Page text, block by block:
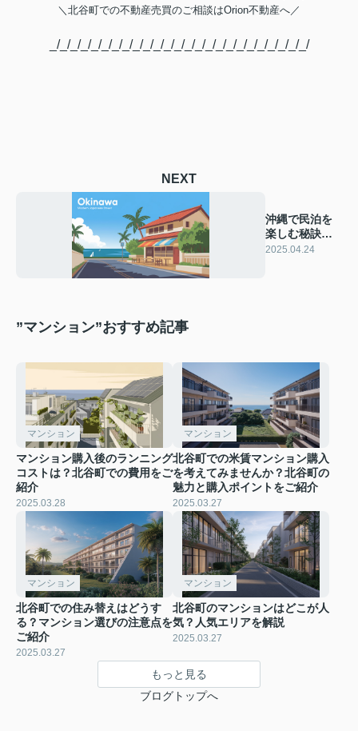
＼ 北谷町での不動産売買のご相談はOrion不動産へ／
_/_/_/_/_/_/_/_/_/_/_/_/_/_/_/_/_/_/_/_/_/_/_/_/_/
NEXT
沖縄で民泊を
楽しむ秘訣と
は？人気エリ
2025.04.24
”マンション”おすすめ記事
マンション
マンション購入後のランニング
コストは？北谷町での費用をご
紹介
2025.03.28
マンション
北谷町での米賃マンション購入
を考えてみませんか？北谷町の
魅力と購入ポイントをご紹介
2025.03.27
マンション
北谷町での住み替えはどうす
る？マンション選びの注意点を
ご紹介
2025.03.27
マンション
北谷町のマンションはどこが人
気？人気エリアを解説
2025.03.27
もっと見る
ブログトップへ